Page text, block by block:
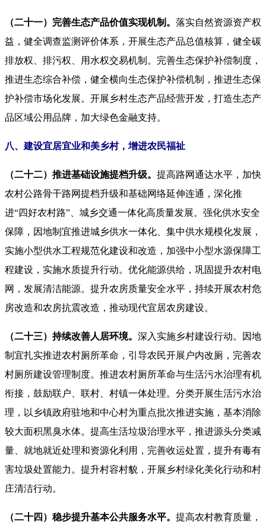
（二十一）完善生态产品价值实现机制。 落实自然资源资产权
益，健全调查监测评价体系，开展生态产品总值核算，健全碳
排放权、排污权、用水权交易机制。完善生态保护补偿制度，
推进生态综合补偿，健全横向生态保护补偿机制，推进生态保
护补偿市场化发展。开展乡村生态产品经营开发，打造生态产
品区域公用品牌，加大绿色金融支持。
八、建设宜居宜业和美乡村，增进农民福祉
（二十二）推进基础设施提档升级。 提高路网通达水平，加快
农村公路骨干路网提档升级和基础网络延伸连通，深化推
进“四好农村路”、城乡交通一体化高质量发展。强化供水安全
保障，因地制宜推进城乡供水一体化、集中供水规模化发展，
实施小型供水工程规范化建设和改造，加强中小型水源保障工
程建设，实施水质提升行动。优化能源供给，巩固提升农村电
网，发展清洁能源。提升农房质量安全水平，持续开展农村危
房改造和农房抗震改造，推动现代宜居农房建设。
（二十三）持续改善人居环境。 深入实施乡村建设行动。因地
制宜扎实推进农村厕所革命，引导农民开展户内改厕，完善农
村厕所建设管理制度。推进农村厕所革命与生活污水治理有机
衔接，鼓励联户、联村、村镇一体处理。分类开展生活污水治
理，以乡镇政府驻地和中心村为重点批次推进实施，基本消除
较大面积黑臭水体。提高生活垃圾治理水平，推进源头分类减
量、就地就近处理和资源化利用，完善收运处置，提升有毒有
害垃圾处置能力。提升村容村貌，开展乡村绿化美化行动和村
庄清洁行动。
（二十四）稳步提升基本公共服务水平。 提高农村教育质量，